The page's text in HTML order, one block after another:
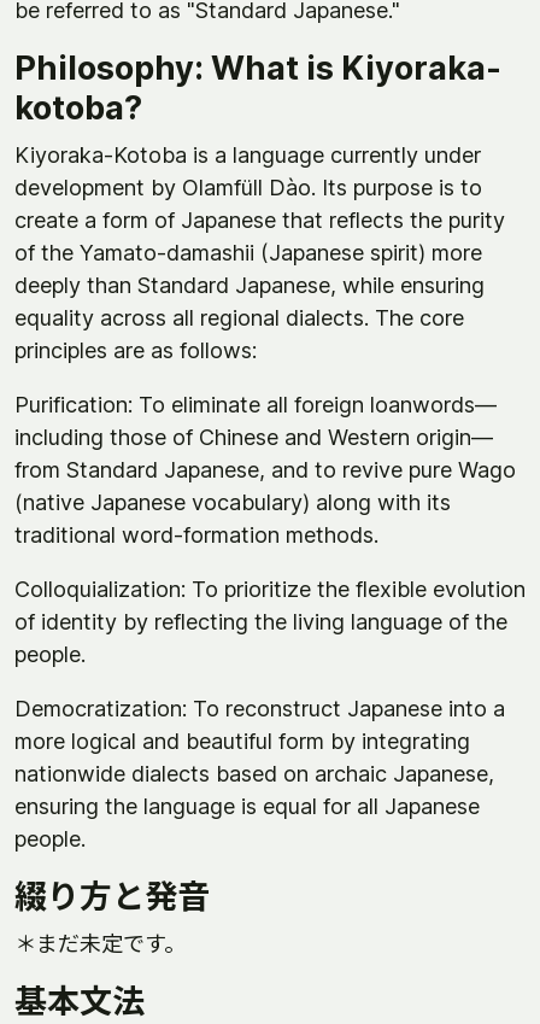
be referred to as "Standard Japanese."
Philosophy: What is Kiyoraka-
kotoba?
Kiyoraka-Kotoba is a language currently under
development by Olamfüll Dào. Its purpose is to
create a form of Japanese that reflects the purity
of the Yamato-damashii (Japanese spirit) more
deeply than Standard Japanese, while ensuring
equality across all regional dialects. The core
principles are as follows:
Purification: To eliminate all foreign loanwords—
including those of Chinese and Western origin—
from Standard Japanese, and to revive pure Wago
(native Japanese vocabulary) along with its
traditional word-formation methods.
Colloquialization: To prioritize the flexible evolution
of identity by reflecting the living language of the
people.
Democratization: To reconstruct Japanese into a
more logical and beautiful form by integrating
nationwide dialects based on archaic Japanese,
ensuring the language is equal for all Japanese
people.
綴り方と発音
＊まだ未定です。
基本文法